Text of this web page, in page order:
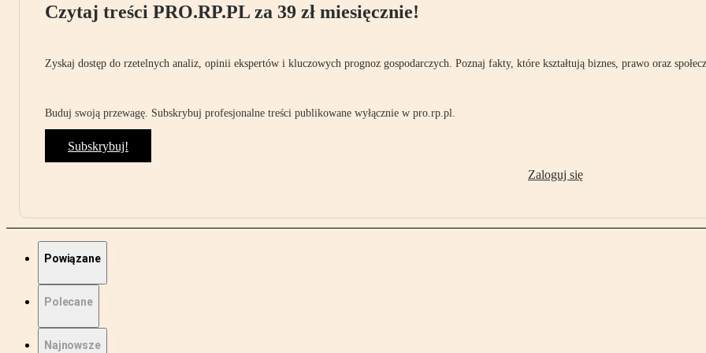
Czytaj treści PRO.RP.PL za 39 zł miesięcznie!
Zyskaj dostęp do rzetelnych analiz, opinii ekspertów i kluczowych prognoz gospodarczych. Poznaj fakty, które kształtują biznes, prawo oraz
Buduj swoją przewagę. Subskrybuj profesjonalne treści publikowane wyłącznie w pro.rp.pl.
Subskrybuj!
Zaloguj się
Powiązane
Polecane
Najnowsze